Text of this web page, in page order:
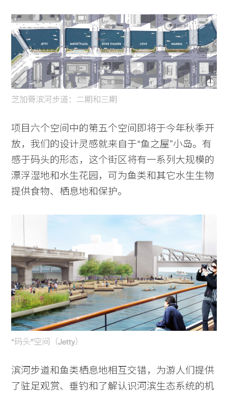
芝加哥滨河步道：二期和三期
项目六个空间中的第五个空间即将于今年秋季开
放，我们的设计灵感就来自于“鱼之屋”小岛。有
感于码头的形态，这个街区将有一系列大规模的
漂浮湿地和水生花园，可为鱼类和其它水生生物
提供食物、栖息地和保护。
“码头”空间（Jetty）
滨河步道和鱼类栖息地相互交错，为游人们提供
了驻足观赏、垂钓和了解认识河滨生态系统的机